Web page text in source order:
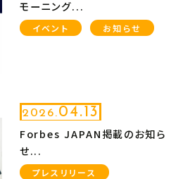
モーニング...
イベント お知らせ
2026.04.13
Forbes JAPAN掲載のお知ら
せ...
プレスリリース